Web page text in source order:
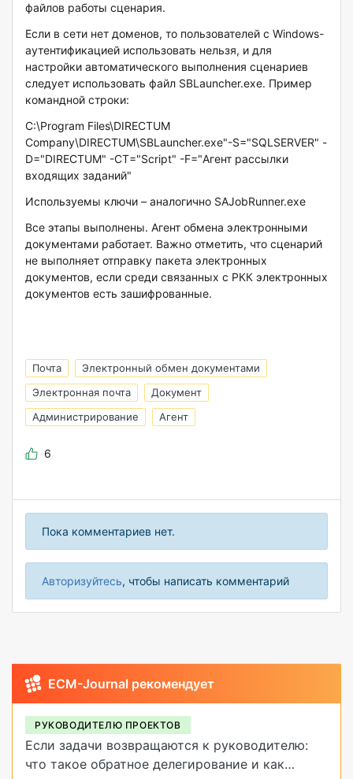
файлов работы сценария.
Если в сети нет доменов, то пользователей с Windows-
аутентификацией использовать нельзя, и для
настройки автоматического выполнения сценариев
следует использовать файл SBLauncher.exe. Пример
командной строки:
C:\Program Files\DIRECTUM
Company\DIRECTUM\SBLauncher.exe"-S="SQLSERVER" -
D="DIRECTUM" -CT="Script" -F="Агент рассылки
входящих заданий"
Используемы ключи – аналогично SAJobRunner.exe
Все этапы выполнены. Агент обмена электронными
документами работает. Важно отметить, что сценарий
не выполняет отправку пакета электронных
документов, если среди связанных с РКК электронных
документов есть зашифрованные.
Почта
Электронный обмен документами
Электронная почта
Документ
Администрирование
Агент
6
Пока комментариев нет.
Авторизуйтесь, чтобы написать комментарий
ECM-Journal рекомендует
РУКОВОДИТЕЛЮ ПРОЕКТОВ
Если задачи возвращаются к руководителю:
что такое обратное делегирование и как